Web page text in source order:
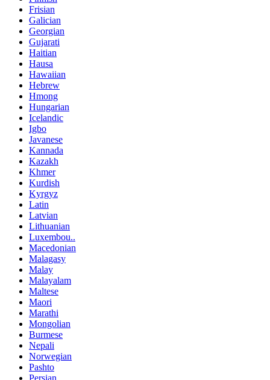
Frisian
Galician
Georgian
Gujarati
Haitian
Hausa
Hawaiian
Hebrew
Hmong
Hungarian
Icelandic
Igbo
Javanese
Kannada
Kazakh
Khmer
Kurdish
Kyrgyz
Latin
Latvian
Lithuanian
Luxembou..
Macedonian
Malagasy
Malay
Malayalam
Maltese
Maori
Marathi
Mongolian
Burmese
Nepali
Norwegian
Pashto